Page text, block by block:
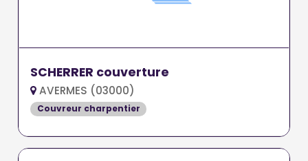
SCHERRER couverture
AVERMES (03000)
Couvreur charpentier